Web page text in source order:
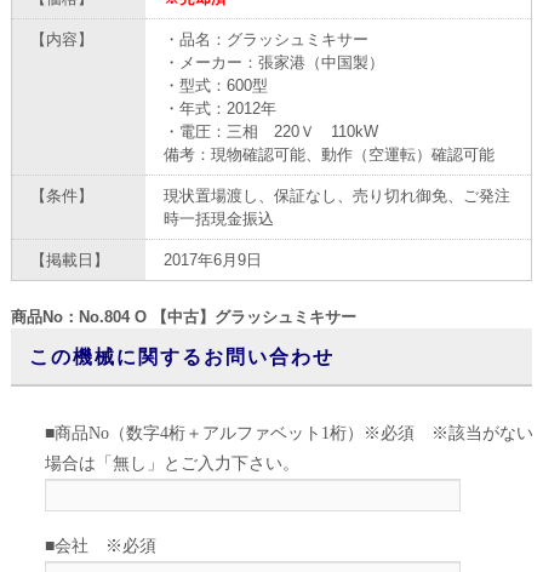
【内容】
・品名：グラッシュミキサー
・メーカー：張家港（中国製）
・型式：600型
・年式：2012年
・電圧：三相 220Ｖ 110kW
備考：現物確認可能、動作（空運転）確認可能
【条件】
現状置場渡し、保証なし、売り切れ御免、ご発注
時一括現金振込
【掲載日】 2017年6月9日
商品No：No.804 O 【中古】グラッシュミキサー
この機械に関するお問い合わせ